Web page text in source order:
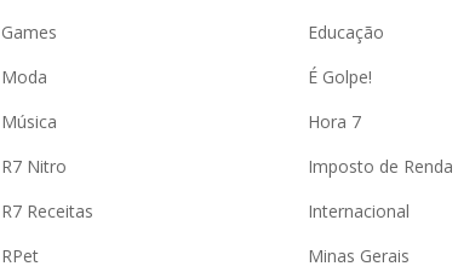
Games
Moda
Música
R7 Nitro
R7 Receitas
RPet
Educação
É Golpe!
Hora 7
Imposto de Renda
Internacional
Minas Gerais